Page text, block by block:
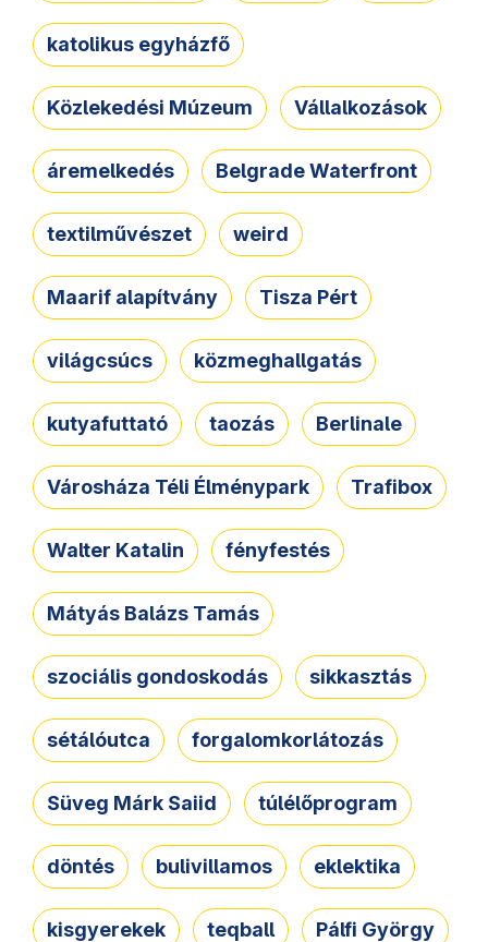
katolikus egyházfő
Közlekedési Múzeum Vállalkozások
áremelkedés Belgrade Waterfront
textilművészet weird
Maarif alapítvány Tisza Pért
világcsúcs közmeghallgatás
kutyafuttató taozás Berlinale
Városháza Téli Élménypark Trafibox
Walter Katalin fényfestés
Mátyás Balázs Tamás
szociális gondoskodás sikkasztás
sétálóutca forgalomkorlátozás
Süveg Márk Saiid túlélőprogram
döntés bulivillamos eklektika
kisgyerekek teqball Pálfi György